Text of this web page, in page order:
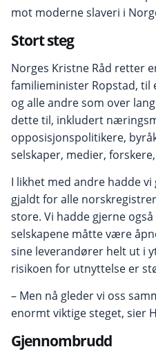
mot moderne slaveri i
Stort steg
Norges Kristne Råd retter
familieminister Ropstad,
og alle andre som over
dette til, inkludert
opposisjonspolitikere,
selskaper, medier,
I likhet med andre hadde
gjaldt for alle
store. Vi hadde gjerne
selskapene måtte være
sine leverandører helt ut i
risikoen for utnyttelse er
– Men nå gleder vi oss
enormt viktige steget, sier
Gjennombrudd